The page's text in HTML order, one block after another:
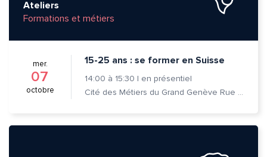
Ateliers
Formations et métiers
mer.
07
octobre
15-25 ans : se former en Suisse
14:00 à 15:30 | en présentiel
Cité des Métiers du Grand Genève Rue Prévost-Martin 6 1205 Genève